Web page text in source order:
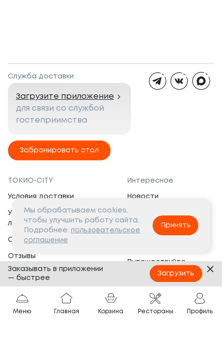
Служба доставки
Загрузите приложение
для связи со службой
гостеприимства
Забронировать стол
ТОКИО-CITY
Условия доставки
Условия программы
лояльности
Сертификаты
Отзывы
Банкеты
Вопросы и ответы
Интересное
Новости
Вакансии
Социальная жизнь
Путешествуйте
с ТОКИО-CITY
Партнёрам
Франшиза
Меню Главная Корзина Рестораны Профиль
Мы обрабатываем cookies,
чтобы улучшить работу сайта.
Подробнее: пользовательское
соглашение
Принять
Заказывать в приложении
— быстрее
Загрузить